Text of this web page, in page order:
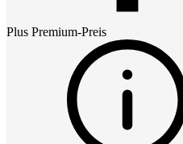
Plus Premium-Preis